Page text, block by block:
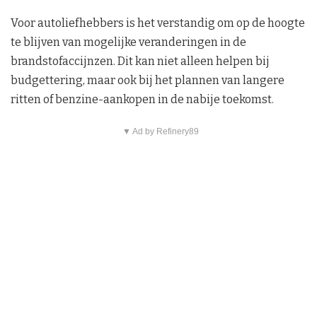
Voor autoliefhebbers is het verstandig om op de hoogte
te blijven van mogelijke veranderingen in de
brandstofaccijnzen. Dit kan niet alleen helpen bij
budgettering, maar ook bij het plannen van langere
ritten of benzine-aankopen in de nabije toekomst.
▼ Ad by Refinery89